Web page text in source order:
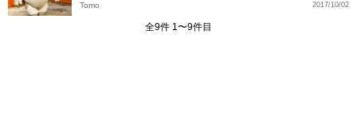
2017/10/02
Tomo
全9件 1〜9件目